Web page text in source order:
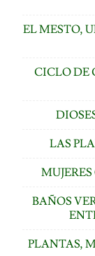
EL MESTO,
CICLO DE
LAS
BAÑOS
PLANTAS,